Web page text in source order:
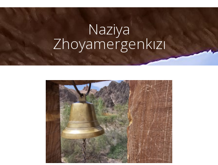
Naziya
Zhoyamergenkızı